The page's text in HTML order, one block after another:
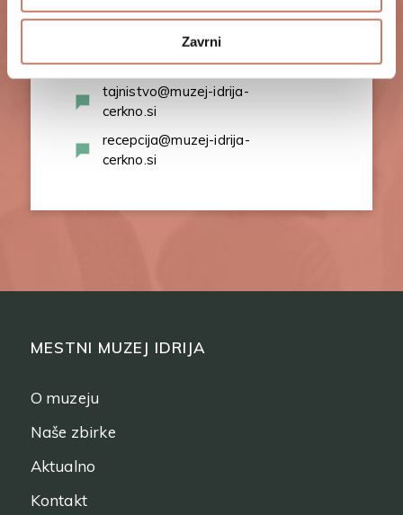
Zavrni
PIŠITE NAM
tajnistvo@muzej-idrija-
cerkno.si
recepcija@muzej-idrija-
cerkno.si
MESTNI MUZEJ IDRIJA
O muzeju
Naše zbirke
Aktualno
Kontakt